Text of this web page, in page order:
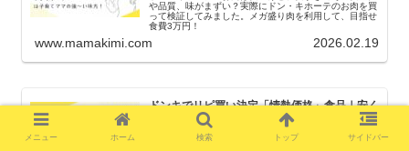
や品質、味がまずい？実際にドン・キホーテのお肉を買
って検証してみました。メガ盛り肉を利用して、目指せ
食費3万円！
www.mamakimi.com 2026.02.19
ドンキでリピ買い決定「情熱価格」食品｜安く
ておいしいコスパ最強おすすめ食品BEST5
食べ盛りの子持ち主婦なら、食費は少しでも抑えたいで
すよね？この記事では、主婦歴15年の筆者が、コスパ最
メニュー ホーム 検索 トップ サイドバー